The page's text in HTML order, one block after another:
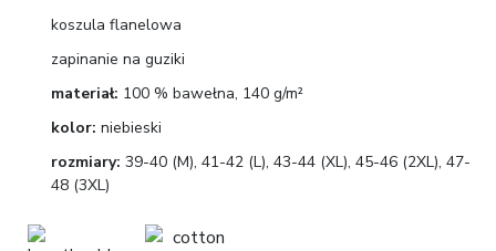
koszula flanelowa
zapinanie na guziki
materiał: 100 % bawełna, 140 g/m²
kolor: niebieski
rozmiary: 39-40 (M), 41-42 (L), 43-44 (XL), 45-46 (2XL), 47-
48 (3XL)